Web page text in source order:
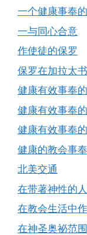
一个健康事奉
一与同心合意
作使徒的保罗
保罗在加拉太
健康有效事奉
健康有效事奉
健康有效事奉
健康的教会事
北美交通
在带著神性的
在教会生活中
在神圣奥祕范